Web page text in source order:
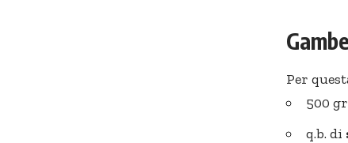
Per
500
q.b. di